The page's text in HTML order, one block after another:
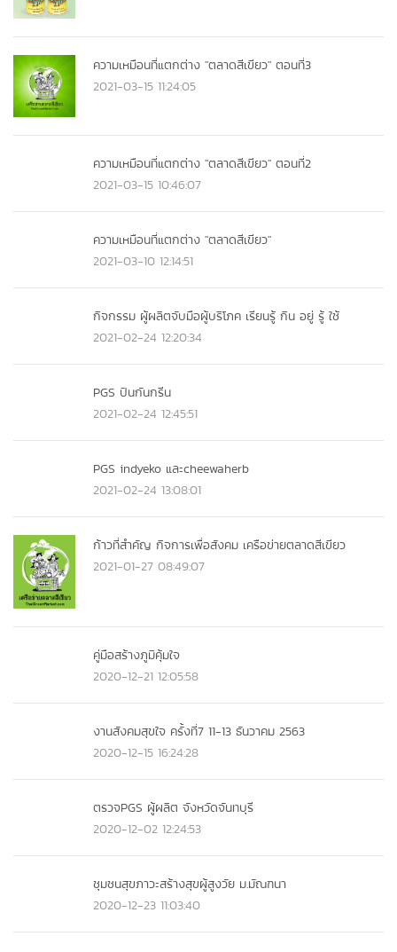
ความเหมือนที่แตกต่าง "ตลาดสีเขียว" ตอนที่3
2021-03-15 11:24:05
ความเหมือนที่แตกต่าง "ตลาดสีเขียว" ตอนที่2
2021-03-15 10:46:07
ความเหมือนที่แตกต่าง "ตลาดสีเขียว"
2021-03-10 12:14:51
กิจกรรม ผู้ผลิตจับมือผู้บริโภค เรียนรู้ กิน อยู่ รู้ ใช้
2021-02-24 12:20:34
PGS ปันกันกรีน
2021-02-24 12:45:51
PGS indyeko และcheewaherb
2021-02-24 13:08:01
ก้าวที่สำคัญ กิจการเพื่อสังคม เครือข่ายตลาดสีเขียว
2021-01-27 08:49:07
คู่มือสร้างภูมิคุ้มใจ
2020-12-21 12:05:58
งานสังคมสุขใจ ครั้งที่7 11-13 ธันวาคม 2563
2020-12-15 16:24:28
ตรวจPGS ผู้ผลิต จังหวัดจันทบุรี
2020-12-02 12:24:53
ชุมชนสุขภาวะสร้างสุขผู้สูงวัย ม.มัณฑนา
2020-12-23 11:03:40